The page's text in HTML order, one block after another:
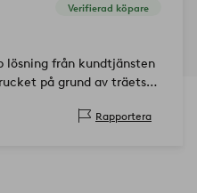
Verifierad köpare
lösning från kundtjänsten
på grund av träets
Rapportera